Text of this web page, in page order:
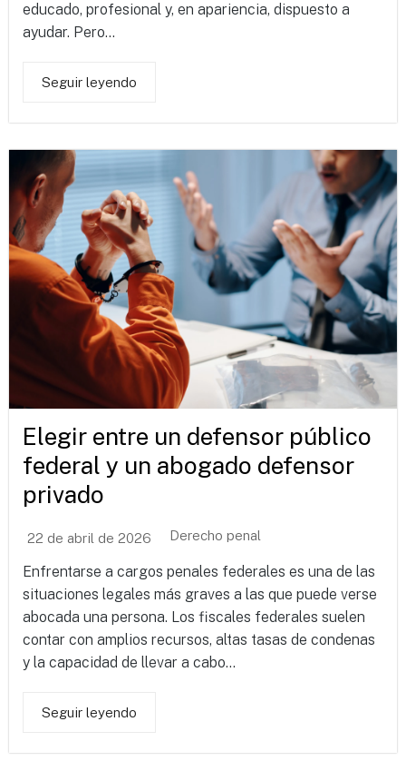
educado, profesional y, en apariencia, dispuesto a
ayudar. Pero...
Seguir leyendo
Elegir entre un defensor público
federal y un abogado defensor
privado
22 de abril de 2026 Derecho penal
Enfrentarse a cargos penales federales es una de las
situaciones legales más graves a las que puede verse
abocada una persona. Los fiscales federales suelen
contar con amplios recursos, altas tasas de condenas
y la capacidad de llevar a cabo...
Seguir leyendo